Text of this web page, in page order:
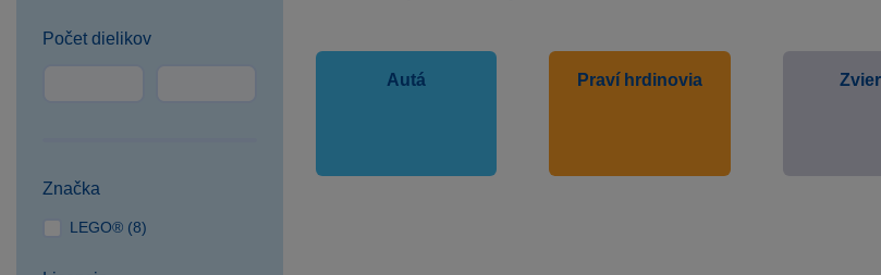
Počet dielikov
Značka
LEGO® (8)
Autá Praví hrdinovia